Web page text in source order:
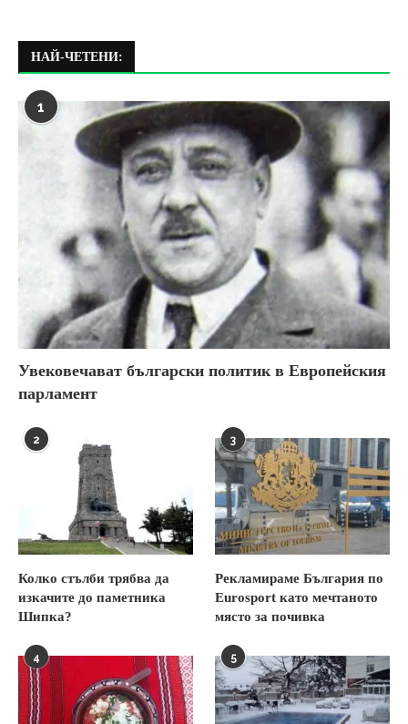
НАЙ-ЧЕТЕНИ:
1
Увековечават български политик в Европейския
парламент
2
Колко стълби трябва да
изкачите до паметника
Шипка?
3
Рекламираме България по
Eurosport като мечтаното
място за почивка
4 5